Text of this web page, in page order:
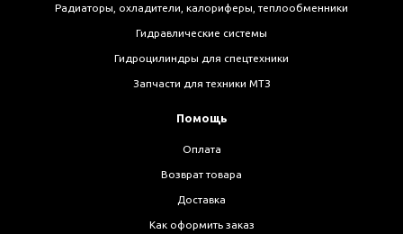
Радиаторы, охладители, калориферы, теплообменники
Гидравлические системы
Гидроцилиндры для спецтехники
Запчасти для техники МТЗ
Помощь
Оплата
Возврат товара
Доставка
Как оформить заказ